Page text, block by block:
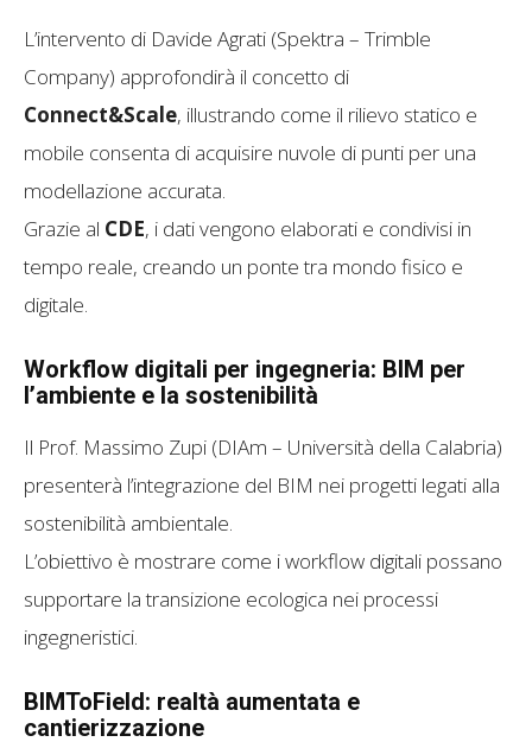
L’intervento di Davide Agrati (Spektra – Trimble
Company) approfondirà il concetto di
Connect&Scale, illustrando come il rilievo statico e
mobile consenta di acquisire nuvole di punti per una
modellazione accurata.
Grazie al CDE, i dati vengono elaborati e condivisi in
tempo reale, creando un ponte tra mondo fisico e
digitale.
Workflow digitali per ingegneria: BIM per
l’ambiente e la sostenibilità
Il Prof. Massimo Zupi (DIAm – Università della Calabria)
presenterà l’integrazione del BIM nei progetti legati alla
sostenibilità ambientale.
L’obiettivo è mostrare come i workflow digitali possano
supportare la transizione ecologica nei processi
ingegneristici.
BIMToField: realtà aumentata e
cantierizzazione